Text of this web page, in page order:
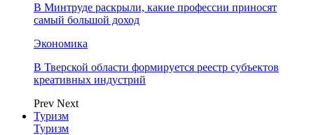
В Минтруде раскрыли, какие профессии приносят
самый большой доход
Экономика
В Тверской области формируется реестр субъектов
креативных индустрий
Prev Next
Туризм
Туризм